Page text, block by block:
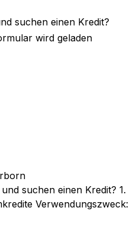
suchen einen Kredit?
wird geladen
suchen einen Kredit? 1.
Verwendungszweck: